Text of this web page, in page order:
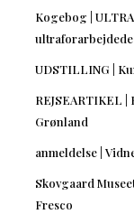
Kogebog |
UDSTILLING |
REJSEARTIKEL
Grønland
anmeldelse |
Skovgaard
Fresco